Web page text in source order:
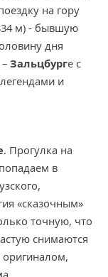
на гору
м) - бывшую
дня
Зальцбурге с
и
. Прогулка на
в
«сказочным»
точную, что
снимаются
оригиналом,